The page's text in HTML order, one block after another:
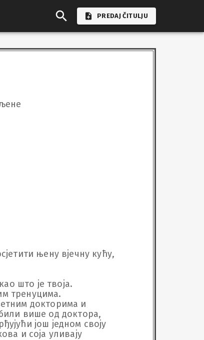
PREDAJ ČITULJU
њену вјечну кућу,
што је твоја.
тренуцима.
докторима и
више од доктора,
још једном своју
и соја уливају